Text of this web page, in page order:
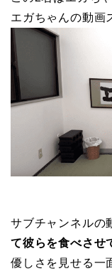
エガちゃんの動画
サブチャンネルの
て彼らを食べさせ
優しさを見せる一